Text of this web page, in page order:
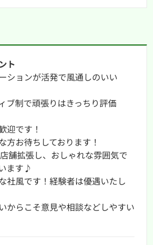
ト
ションが活発で風通しのいい
ブ制で頑張りはきっちり評価
迎です！
方お待ちしております！
舗拡張し、おしゃれな雰囲気で
ます♪
社風です！経験者は優遇いたし
からこそ意見や相談などしやすい